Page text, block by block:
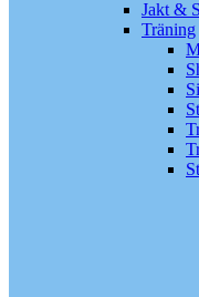
Jakt &
Träning